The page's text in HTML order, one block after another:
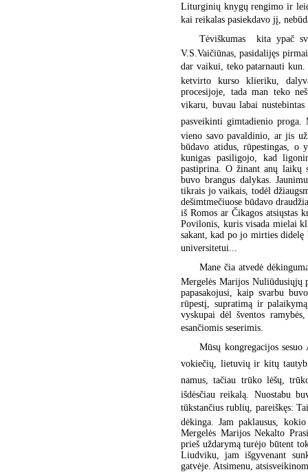
Liturginių knygų rengimo ir
kai reikalas pasiekdavo jį,
Tėviškumas  kita ypač
V.S.Vaičiūnas, pasidalijęs
dar vaikui, teko patarnauti kun.
ketvirto kurso klieriku,
procesijoje, tada man teko
vikaru, buvau labai
pasveikinti gimtadienio proga.
vieno savo pavaldinio, ar jis
būdavo atidus, rūpestingas, o
kunigas pasiligojo, kad
pastiprina. O žinant anų laikų
buvo brangus dalykas.
tikrais jo vaikais, todėl
dešimtmečiuose būdavo
iš Romos ar Čikagos atsiųstas
Povilonis, kuris visada mielai
sakant, kad po jo mirties
universitetui...
Mane čia atvedė
Mergelės Marijos Nuliūdusiųjų
papasakojusi, kaip svarbu
rūpestį, supratimą ir
vyskupai dėl šventos
esančiomis seserimis.
Mūsų kongregacijos
vokiečių, lietuvių ir kitų
namus, tačiau trūko lėšų,
išdėsčiau reikalą. Nuostabu
tūkstančius rublių, pareiškęs:
dėkinga. Jam paklausus,
Mergelės Marijos Nekalto
prieš uždarymą turėjo būtent
Liudviku, jam išgyvenant
gatvėje. Atsimenu,